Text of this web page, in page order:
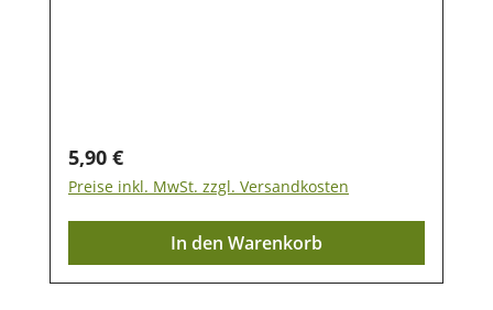
Rosinen Müsli Artikel 49052; -
Früchte und Beeren Artikel 49053
Regulärer Preis:
5,90 €
Preise inkl. MwSt. zzgl. Versandkosten
In den Warenkorb